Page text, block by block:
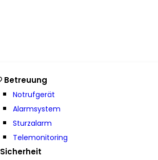
Betreuung
Notrufgerät
Alarmsystem
Sturzalarm
Telemonitoring
Sicherheit